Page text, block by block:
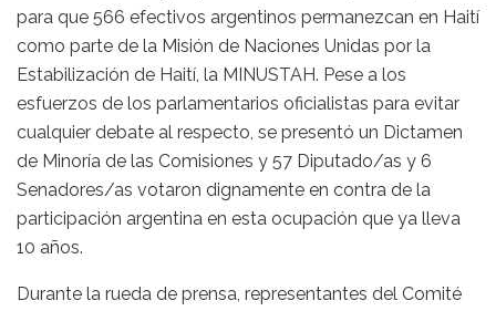
para que 566 efectivos argentinos permanezcan en Haití
como parte de la Misión de Naciones Unidas por la
Estabilización de Haití, la MINUSTAH. Pese a los
esfuerzos de los parlamentarios oficialistas para evitar
cualquier debate al respecto, se presentó un Dictamen
de Minoría de las Comisiones y 57 Diputado/as y 6
Senadores/as votaron dignamente en contra de la
participación argentina en esta ocupación que ya lleva
10 años.
Durante la rueda de prensa, representantes del Comité